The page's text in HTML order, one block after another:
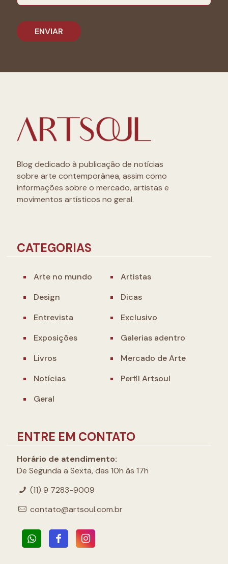
Blog dedicado à publicação de notícias
sobre arte contemporânea, assim como
informações sobre o mercado, artistas e
movimentos artísticos no geral.
CATEGORIAS
Arte no mundo
Artistas
Design
Dicas
Entrevista
Exclusivo
Exposições
Galerias adentro
Livros
Mercado de Arte
Notícias
Perfil Artsoul
Geral
ENTRE EM CONTATO
Horário de atendimento:
De Segunda a Sexta, das 10h às 17h
(11) 9 7283-9009
contato@artsoul.com.br